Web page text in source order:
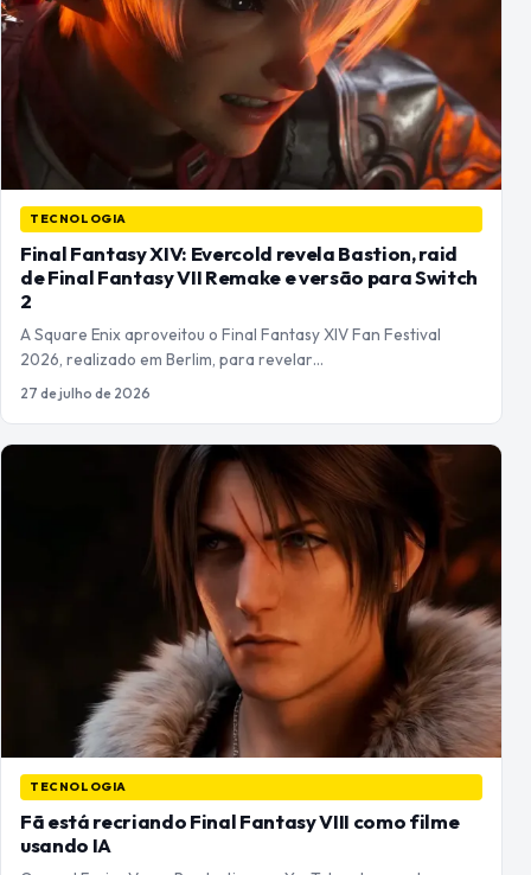
TECNOLOGIA
Final Fantasy XIV: Evercold revela Bastion, raid
de Final Fantasy VII Remake e versão para Switch
2
A Square Enix aproveitou o Final Fantasy XIV Fan Festival
2026, realizado em Berlim, para revelar…
27 de julho de 2026
TECNOLOGIA
Fã está recriando Final Fantasy VIII como filme
usando IA